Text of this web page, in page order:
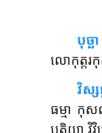
បុច្ឆ
លោកុត្តរ
វិស្ស
ធម្មា កុ
បត្តិយា វិ